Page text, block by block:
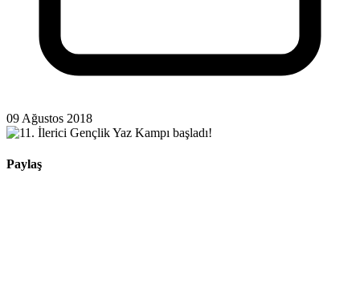
09 Ağustos 2018
Paylaş